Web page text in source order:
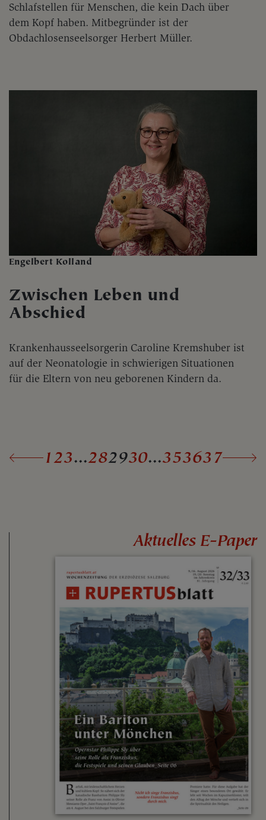
Schlafstellen für Menschen, die kein Dach über
dem Kopf haben. Mitbegründer ist der
Obdachlosenseelsorger Herbert Müller.
Engelbert Kolland
Zwischen Leben und
Abschied
Krankenhausseelsorgerin Caroline Kremshuber ist
auf der Neonatologie in schwierigen Situationen
für die Eltern von neu geborenen Kindern da.
123...282930...353637
Aktuelles E-Paper